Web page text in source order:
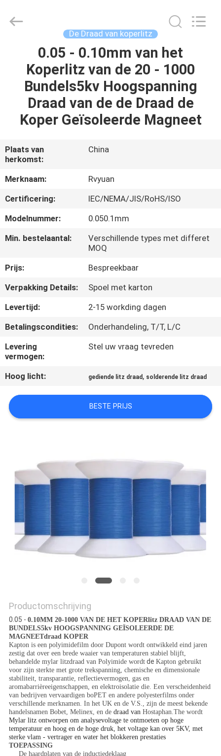
PRODUCTEN
VIDEOS
ONGEVEER
ONS
FABRIEKSREIS
KWALITEITSCONTROLE
ONS
NIEUWS
OM EEN
CITAAT
SITEMAP
Material
Co,.Ltd.
De Draad van koperlitz
0.05 - 0.10mm van het
Koperlitz van de 20 - 1000
Bundels5kv Hoogspanning
Draad van de de Draad de
Koper Geïsoleerde Magneet
Plaats van
herkomst:
China
Merknaam:
Rvyuan
Certificering:
IEC/NEMA/JIS/RoHS/ISO
Modelnummer:
0.050.1mm
Min. bestelaantal:
Verschillende types met differet
MOQ
Prijs:
Bespreekbaar
Verpakking Details:
Spoel met karton
Levertijd:
2-15 workding dagen
Betalingscondities:
Onderhandeling, T/T, L/C
Levering
vermogen:
Stel uw vraag tevreden
Hoog licht: gediende litz draad , solderende litz draad
BESTE PRIJS
Productomschrijving
0.05 - 0.10MM 20-1000 VAN DE HET KOPERlitz DRAAD VAN DE
BUNDELS5kv HOOGSPANNING GEÏSOLEERDE DE
MAGNEETdraad KOPER
Kapton is een polyimidefilm door Dupont wordt ontwikkeld eind jaren
zestig dat over een brede waaier van temperaturen stabiel blijft,
behandelde mylar litzdraad van Polyimide wordtde Kapton gebruikt
voor zijn sterkte met grote trekspanning, chemische en dimensionale
stabiliteit, transparantie, reflectievermogen, gas en
aromabarrièreeigenschappen, en elektroisolatie die. Een verscheidenheid
van bedrijven vervaardigen boPET en andere polyesterfilms onder
verschillende merknamen. In het UK en de V.S., zijn de meest bekende
handelsnamen Bobet, Melinex, en de draad vanHostaphan.The wordt
Mylar litz ontworpen om analysevoltage te ontmoeten op hoge
temperatuur en hoog en de hoge druk, het voltage kan over 5KV, met
sterke vlam - vertrager en water het blokkeren prestaties
TOEPASSING
De haardplaten van de inductiedeklaag